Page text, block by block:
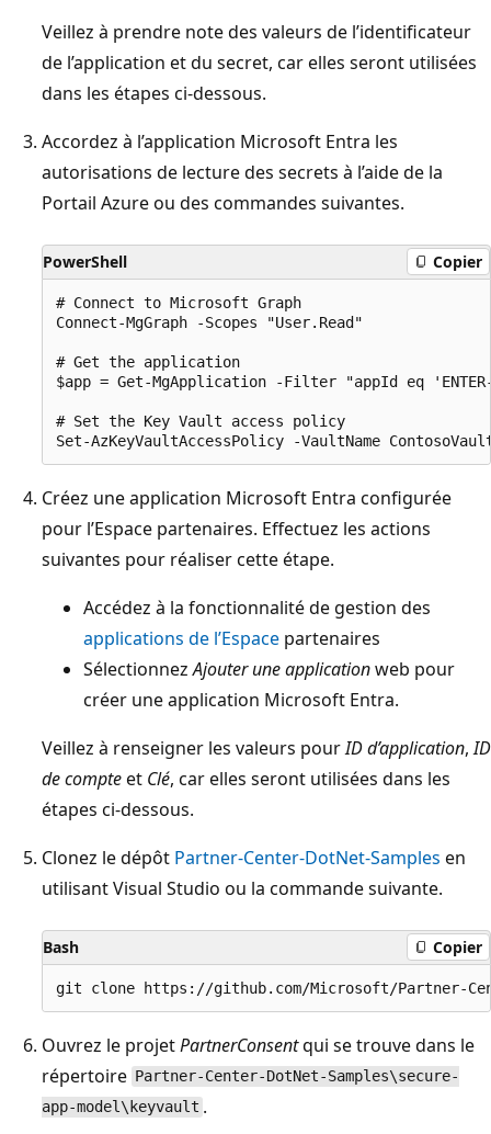
Veillez à prendre note des valeurs de l’identificateur
de l’application et du secret, car elles seront utilisées
dans les étapes ci-dessous.
Accordez à l’application Microsoft Entra les
autorisations de lecture des secrets à l’aide de la
Portail Azure ou des commandes suivantes.
PowerShell Copier
# Connect to Microsoft Graph
Connect-MgGraph -Scopes "User.Read"
# Get the application
$app = Get-MgApplication -Filter "appId eq 'ENTER-
# Set the Key Vault access policy
Créez une application Microsoft Entra configurée
pour l’Espace partenaires. Effectuez les actions
suivantes pour réaliser cette étape.
Accédez à la fonctionnalité de gestion des
applications de l’Espace partenaires
SélectionnezAjouter une applicationweb pour
créer une application Microsoft Entra.
Veillez à renseigner les valeurs pourID d’application,ID
de compteet Clé, car elles seront utilisées dans les
étapes ci-dessous.
Clonez le dépôt Partner-Center-DotNet-Samples en
utilisant Visual Studio ou la commande suivante.
Bash Copier
Ouvrez le projetPartnerConsentqui se trouve dans le
répertoire Partner-Center-DotNet-Samples\secure-
app-model\keyvault .